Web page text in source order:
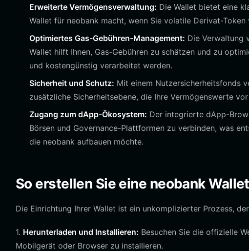
Erweiterte Vermögensverwaltung: Die Wallet bietet eine
Wallet für neobank macht, wenn Sie volatile Derivat-Token
Optimiertes Gas-Gebühren-Management: Die Verwaltung
Wallet hilft Ihnen, Gas-Gebühren zu schätzen und zu
und kostengünstig verarbeitet werden.
Sicherheit und Schutz: Mit einem Nutzersicherheitsfonds
zusätzliche Sicherheitsebene, die Ihre Vermögenswerte
Zugang zum dApp-Ökosystem: Der integrierte dApp-
Börsen und Governance-Plattformen zu verbinden, was
die neobank aufbauen möchte.
So erstellen Sie eine neobank Wallet
Die Einrichtung Ihrer Wallet ist ein unkomplizierter Prozess,
1. Herunterladen und Installieren: Besuchen Sie die offizielle
Mobilgerät oder Browser zu installieren.